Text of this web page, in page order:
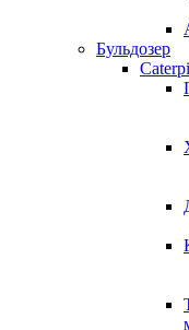
Бульдозер